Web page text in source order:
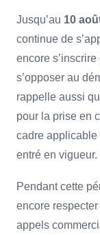
Jusqu’au 10
continue de
encore
s’opposer au
rappelle aussi
pour la prise en
cadre applicable
entré en vigueur.
Pendant cette
encore
appels